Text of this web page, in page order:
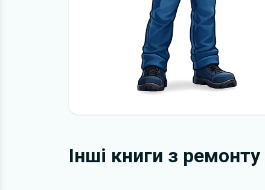
Інші книги з ремонту